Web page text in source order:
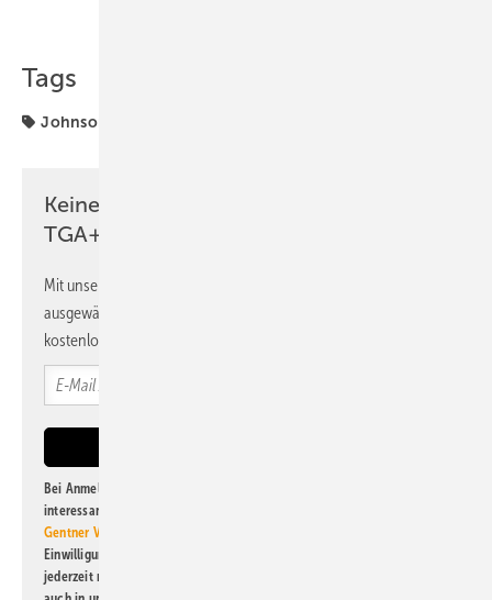
Tags
Johnson Controls
Keine Zeit? Kein Problem mit dem
TGA+E Newsletter!
Mit unserem Newsletter erhalten Sie regelmäßig von uns
ausgewählte Informationen und Neuigkeiten, gebündelt und
kostenlos direkt ins Postfach.
Bei Anmeldung zu diesem Newsletter bin ich damit einverstanden, über
interessante Verlags- und Online-Angebote
Gentner Verlag GmbH & Co. KG
Einwilligung kann ich jederzeit widerrufen und eine Abmeldung ist
jederzeit möglich. Informationen zum Umgang mit Daten finden Sie